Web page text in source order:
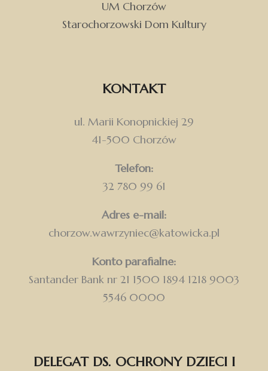
UM Chorzów
Starochorzowski Dom Kultury
KONTAKT
ul. Marii Konopnickiej 29
41-500 Chorzów
Telefon:
32 780 99 61
Adres e-mail:
chorzow.wawrzyniec@katowicka.pl
Konto parafialne:
Santander Bank nr 21 1500 1894 1218 9003
5546 0000
DELEGAT DS. OCHRONY DZIECI I